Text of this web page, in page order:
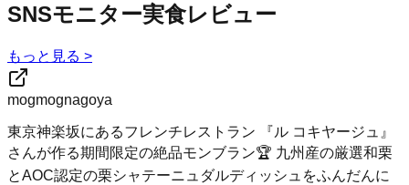
SNSモニター実食レビュー
もっと見る >
mogmognagoya
東京神楽坂にあるフレンチレストラン 『ル コキヤージュ』
さんが作る期間限定の絶品モンブラン🏆 九州産の厳選和栗
とAOC認定の栗シャテーニュダルディッシュをふんだんに